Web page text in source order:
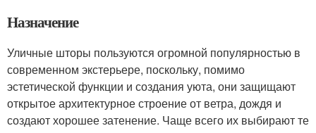
Назначение
Уличные шторы пользуются огромной популярностью в
современном экстерьере, поскольку, помимо
эстетической функции и создания уюта, они защищают
открытое архитектурное строение от ветра, дождя и
создают хорошее затенение. Чаще всего их выбирают те